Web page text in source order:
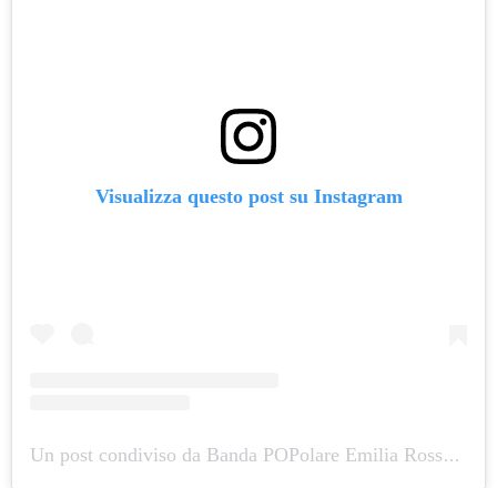
Visualizza questo post su Instagram
Un post condiviso da Banda POPolare Emilia Rossa (@bandapopolaredellemilia)